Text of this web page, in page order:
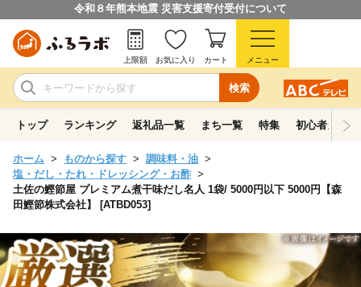
令和８年熊本地震 災害支援寄付受付について
検索
上限額 お気に入り カート メニュー
トップ ランキング 返礼品一覧 まち一覧 特集 初心者ガイド
ホーム ものから探す
調味料・油
塩・だし・たれ・ドレッシング・お酢
土佐の鰹節屋 プレミアム煮干味だし名人 1袋/ 5000円以下 5000円【森
田鰹節株式会社】 [ATBD053]